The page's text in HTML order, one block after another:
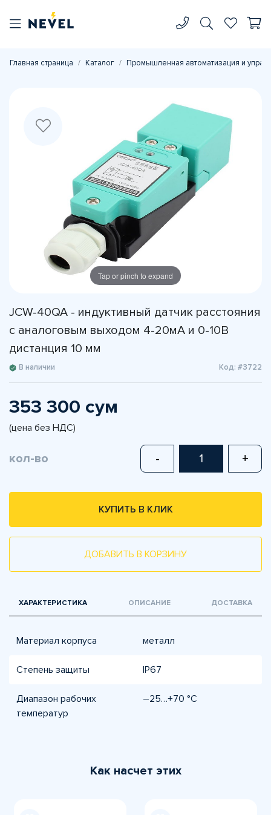
Главная страница Каталог Промышленная автоматизация и
Tap or pinch to expand
JCW-40QA - индуктивный датчик расстояния
с аналоговым выходом 4-20мА и 0-10В
дистанция 10 мм
В наличии Код: #3722
353 300 сум
(цена без НДС)
кол-во - +
КУПИТЬ В КЛИК
ДОБАВИТЬ В КОРЗИНУ
ХАРАКТЕРИСТИКА ОПИСАНИЕ ДОСТАВКА
Материал корпуса металл
Степень защиты IP67
Диапазон рабочих
температур
–25…+70 °C
Как насчет этих